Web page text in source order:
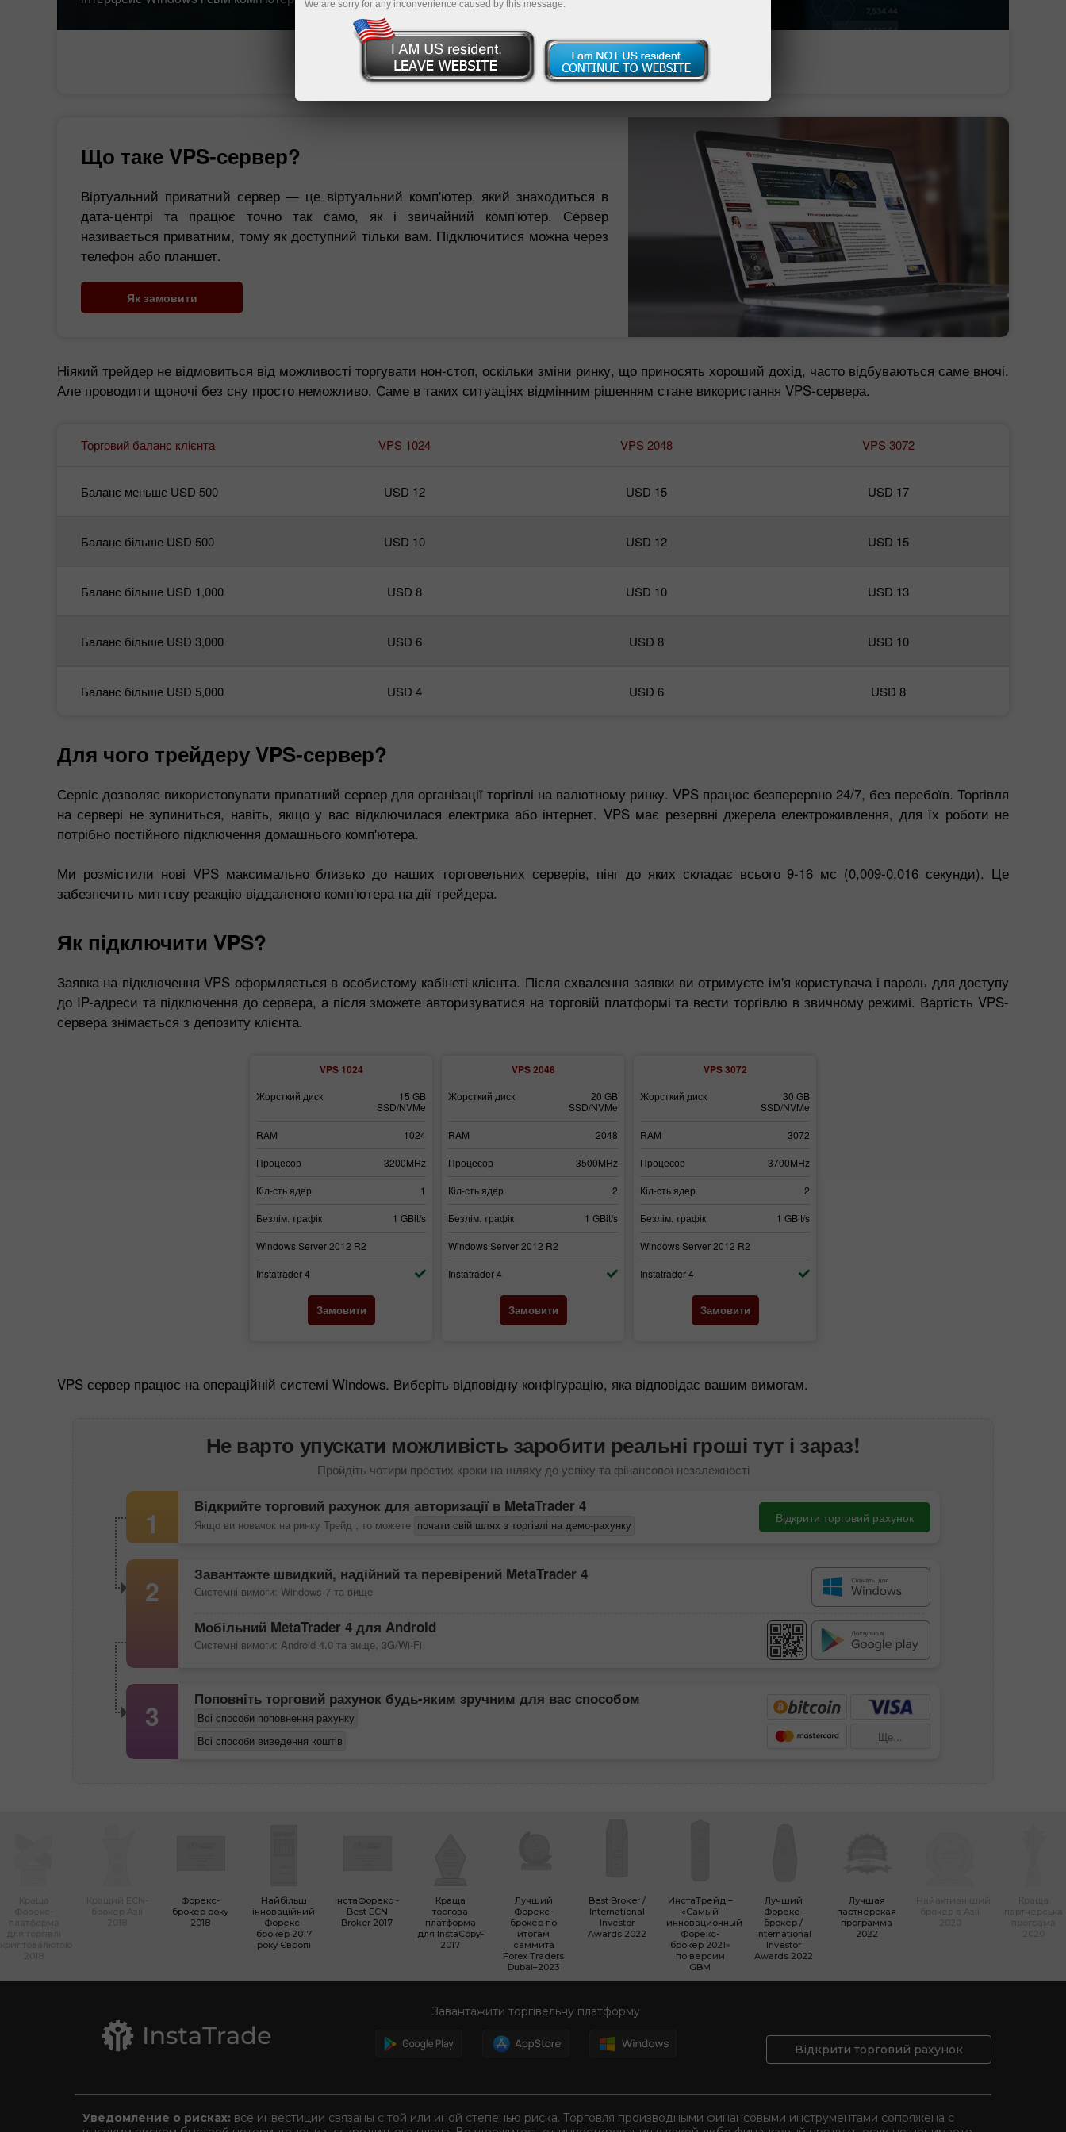
Відкрити торговий рахунок Відкрити демо-рахунок
Що таке VPS-сервер?
Віртуальний приватний сервер — це віртуальний комп'ютер, який знаходиться в
дата-центрі та працює точно так само, як і звичайний комп'ютер. Сервер
називається приватним, тому як доступний тільки вам. Підключитися можна через
телефон або планшет.
Як замовити
Ніякий трейдер не відмовиться від можливості торгувати нон-стоп, оскільки зміни ринку, що приносять хороший дохід, часто відбуваються саме вночі.
Але проводити щоночі без сну просто неможливо. Саме в таких ситуаціях відмінним рішенням стане використання VPS-сервера.
Торговий баланс клієнта VPS 1024 VPS 2048 VPS 3072
Баланс меньше USD 500 USD 12 USD 15 USD 17
Баланс більше USD 500 USD 10 USD 12 USD 15
Баланс більше USD 1,000 USD 8 USD 10 USD 13
Баланс більше USD 3,000 USD 6 USD 8 USD 10
Баланс більше USD 5,000 USD 4 USD 6 USD 8
Для чого трейдеру VPS-сервер?
Сервіс дозволяє використовувати приватний сервер для організації торгівлі на валютному ринку. VPS працює безперервно 24/7, без перебоїв. Торгівля
на сервері не зупиниться, навіть, якщо у вас відключилася електрика або інтернет. VPS має резервні джерела електроживлення, для їх роботи не
потрібно постійного підключення домашнього комп'ютера.
Ми розмістили нові VPS максимально близько до наших торговельних серверів, пінг до яких складає всього 9-16 мс (0,009-0,016 секунди). Це
забезпечить миттєву реакцію віддаленого комп'ютера на дії трейдера.
Як підключити VPS?
Заявка на підключення VPS оформляється в особистому кабінеті клієнта. Після схвалення заявки ви отримуєте ім'я користувача і пароль для доступу
до IP-адреси та підключення до сервера, а після зможете авторизуватися на торговій платформі та вести торгівлю в звичному режимі. Вартість VPS-
сервера знімається з депозиту клієнта.
VPS 1024
Жорсткий диск
15 GB
SSD/NVMe
RAM 1024
Процесор 3200MHz
Кіл-сть ядер 1
Безлім. трафік 1 GBit/s
Windows Server 2012 R2
Instatrader 4
Замовити
VPS 2048
Жорсткий диск
20 GB
SSD/NVMe
RAM 2048
Процесор 3500MHz
Кіл-сть ядер 2
Безлім. трафік 1 GBit/s
Windows Server 2012 R2
Instatrader 4
Замовити
VPS 3072
Жорсткий диск
30 GB
SSD/NVMe
RAM 3072
Процесор 3700MHz
Кіл-сть ядер 2
Безлім. трафік 1 GBit/s
Windows Server 2012 R2
Instatrader 4
Замовити
VPS сервер працює на операційній системі Windows. Виберіть відповідну конфігурацію, яка відповідає вашим вимогам.
Не варто упускати можливість заробити реальні гроші тут і зараз!
Пройдіть чотири простих кроки на шляху до успіху та фінансової незалежності
1 Відкрийте торговий рахунок для авторизації в MetaTrader 4
Якщо ви новачок на ринку Трейд , то можете почати свій шлях з торгівлі на демо-рахунку Відкрити торговий рахунок
2 Завантажте швидкий, надійний та перевірений MetaTrader 4
Системні вимоги: Windows 7 та вище
Мобільний MetaTrader 4 для Android
Системні вимоги: Android 4.0 та вище, 3G/Wi-Fi
3 Поповніть торговий рахунок будь-яким зручним для вас способом
Всі способи поповнення рахунку
Всі способи виведення коштів
Ще...
Форекс-
брокер року
2018
Найбільш
інноваційний
Форекс-
брокер 2017
року Європі
ІнстаФорекс -
Best ECN
Broker 2017
Краща
торгова
платформа
для InstaCopy-
2017
Лучший
Форекс-
брокер по
итогам
саммита
Forex Traders
Dubai–2023
Best Broker /
International
Investor
Awards 2022
ИнстаТрейд –
«Самый
инновационный
Форекс-
брокер 2021»
по версии
GBM
Лучший
Форекc-
брокер /
International
Investor
Awards 2022
Лучшая
партнерская
программа
2022
Завантажити торгівельну платформу
Відкрити торговий рахунок
Уведомление о рисках: все инвестиции связаны с той или иной степенью риска. Торговля производными финансовыми инструментами сопряжена с
We are sorry for any inconvenience caused by this message.